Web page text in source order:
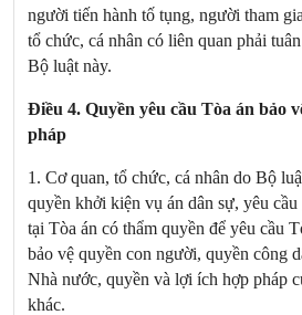
người tiến hành tố tụng, người tham
tổ chức, cá nhân có liên quan phải
Bộ luật này.
Điều 4. Quyền yêu cầu Tòa án bảo
pháp
1. Cơ quan, tổ chức, cá nhân do Bộ
quyền khởi kiện vụ án dân sự, yêu
tại Tòa án có thẩm quyền để yêu cầu
bảo vệ quyền con người, quyền công
Nhà nước, quyền và lợi ích hợp pháp
khác.